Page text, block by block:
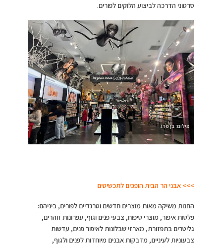
סרטוני הדרכה לביצוע הלוקים לפורים.
צילום: בן פרג
>>> אבני הר הבית הופכים לתכשיטים
החנות משיקה מאות מוצרים חדשים וטרנדיים לפורים, ביניהם:
פלטות איפור, מוצרי טיפוח, צבעי פנים וגוף, עפרונות זוהרים,
גליטרים בתפזורת, מארזי שבלונות לאיפור פנים, עדשות
צבעוניות לעיניים, מדבקות אבנים מיוחדות לפנים ולגוף,